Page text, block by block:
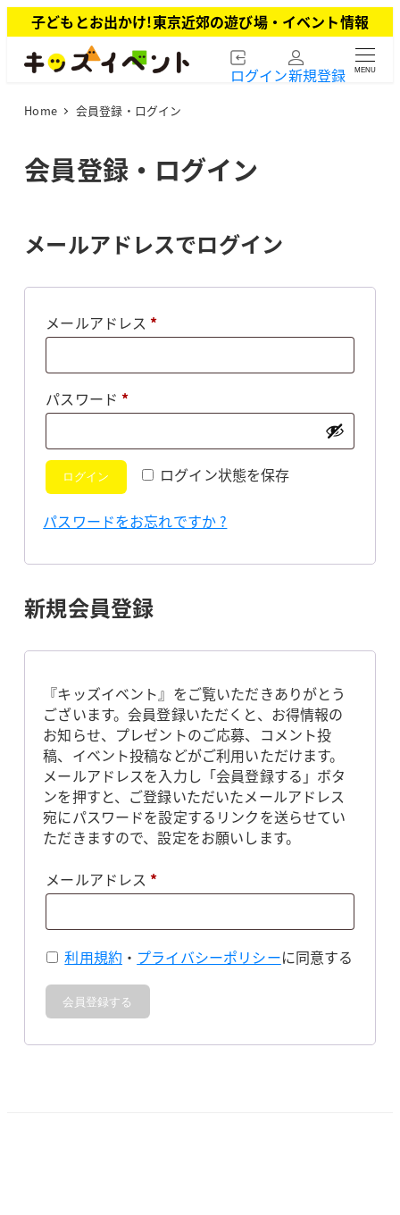
イ
子どもとお出かけ!東京近郊の遊び場・イベント情報
ログイン新規登録 MENU
Home 会員登録・ログイン
会員登録・ログイン
メールアドレスでログイン
メールアドレス *必
パスワード *必
ログイン状態を保存
ログイン
パスワードをお忘れですか ?
新規会員登録
『キッズイベント』をご覧いただきありがとう
ございます。会員登録いただくと、お得情報の
お知らせ、プレゼントのご応募、コメント投
稿、イベント投稿などがご利用いただけます。
メールアドレスを入力し「会員登録する」ボタ
ンを押すと、ご登録いただいたメールアドレス
宛にパスワードを設定するリンクを送らせてい
ただきますので、設定をお願いします。
メールアドレス *必
利用規約 ・ プライバシーポリシーに同意する
会員登録する